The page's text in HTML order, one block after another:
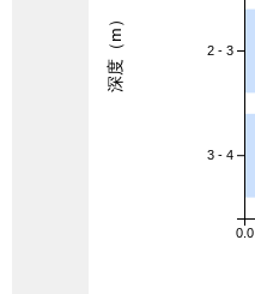
0.0
2 - 3
3 - 4
深度（m）